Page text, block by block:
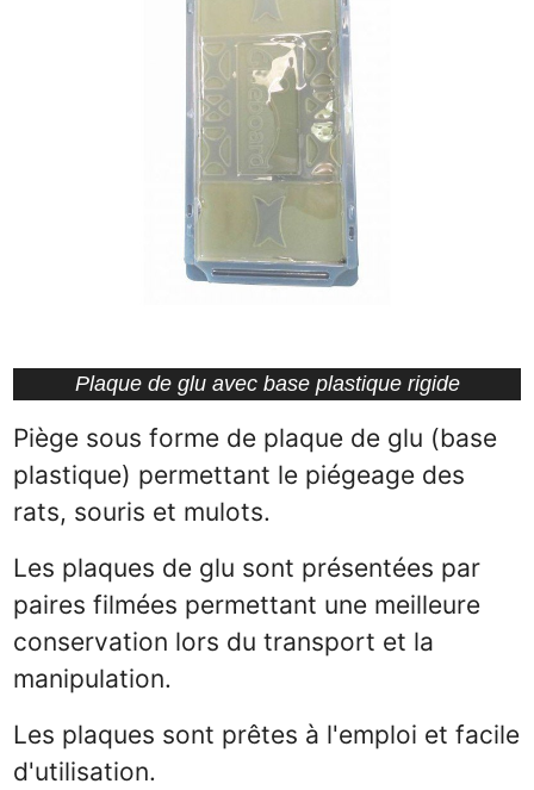
Plaque de glu avec base plastique rigide
Piège sous forme de plaque de glu (base
plastique) permettant le piégeage des
rats, souris et mulots.
Les plaques de glu sont présentées par
paires filmées permettant une meilleure
conservation lors du transport et la
manipulation.
Les plaques sont prêtes à l'emploi et facile
d'utilisation.